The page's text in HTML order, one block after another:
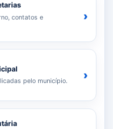
contatos e
›
pelo município. ›